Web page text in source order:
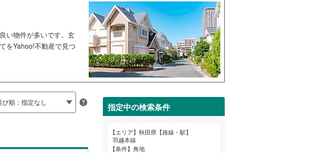
い物件が多いです。玄
をYahoo!不動産で見つ
指定中の検索条件
エリア
秋田県【路線・駅】
羽越本線
条件
角地
和歌山
山口
鹿児島
にかほ市(0)
北秋田郡上小阿仁村(0)
種町(0) 山本郡八峰町(0)
南秋田郡井川町(0)
郷町(0) 雄勝郡羽後町(0)
トイレ２か所（
太陽光発電システム（0）
ラ（0）
リー住宅（ 間取り変更可能（0）
3階建て以上（0）
る
りリストを見る
りリストを見る